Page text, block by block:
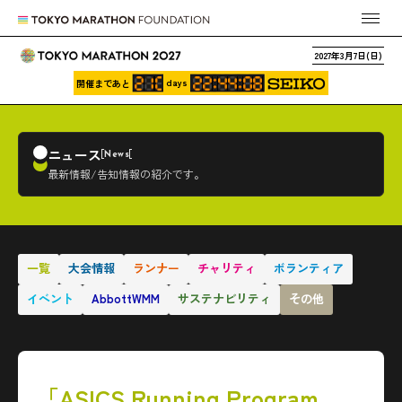
2027年3月7日(日)
開催まであと days
ニュース News
最新情報/告知情報の紹介です。
一覧 大会情報 ランナー チャリティ
ボランティア
イベント
AbbottWMM サステナビリティ その他